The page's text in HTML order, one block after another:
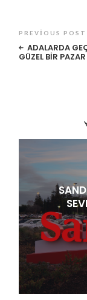
PREVIOUS POST
ADALARDA
GÜZEL BIR